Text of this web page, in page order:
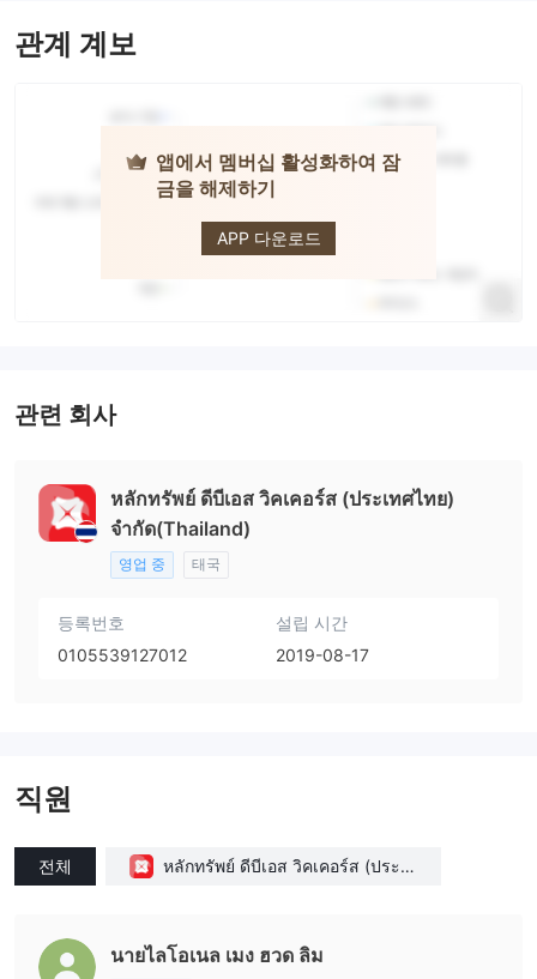
관계 계보
앱에서 멤버십 활성화하여 잠
금을 해제하기
APP 다운로드
DBS
관련 회사
หลักทรัพย์ ดีบีเอส วิคเคอร์ส (ประเทศไทย)
จำกัด(Thailand)
영업 중 태국
등록번호
0105539127012
설립 시간
2019-08-17
직원
전체
หลักทรัพย์ ดีบีเอส วิคเคอร์ส (ประเท
นายไลโอเนล เมง ฮวด ลิม